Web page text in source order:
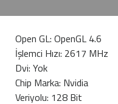
Open GL: OpenGL 4.6
İşlemci Hızı: 2617 MHz
Dvi: Yok
Chip Marka: Nvidia
Veriyolu: 128 Bit